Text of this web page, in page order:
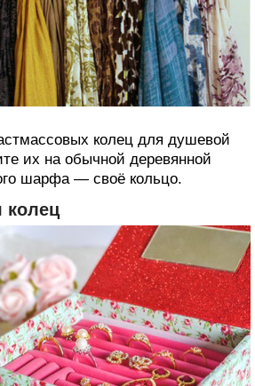
колец для душевой
их на обычной деревянной
шарфа — своё кольцо.
колец